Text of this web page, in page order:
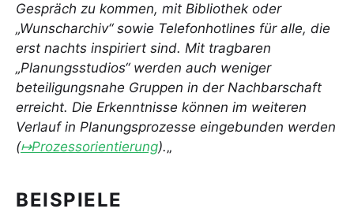
Gespräch zu kommen, mit Bibliothek oder
„Wunscharchiv“ sowie Telefonhotlines für alle, die
erst nachts inspiriert sind. Mit tragbaren
„Planungsstudios“ werden auch weniger
beteiligungsnahe Gruppen in der Nachbarschaft
erreicht. Die Erkenntnisse können im weiteren
Verlauf in Planungsprozesse eingebunden werden
(↦Prozessorientierung).„
BEISPIELE